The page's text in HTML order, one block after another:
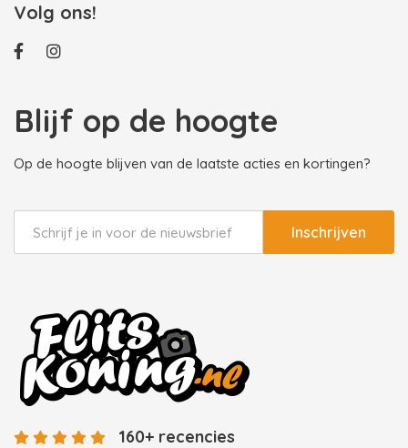
Volg ons!
Blijf op de hoogte
Op de hoogte blijven van de laatste acties en kortingen?
Inschrijven
160+ recencies